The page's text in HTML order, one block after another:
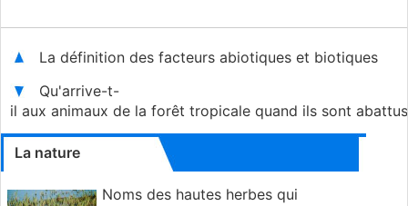
La définition des facteurs abiotiques et biotiques
Qu'arrive-t-
il aux animaux de la forêt tropicale quand ils sont
La nature
Noms des hautes herbes qui